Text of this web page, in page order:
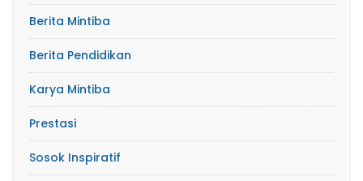
Berita Mintiba
Berita Pendidikan
Karya Mintiba
Prestasi
Sosok Inspiratif